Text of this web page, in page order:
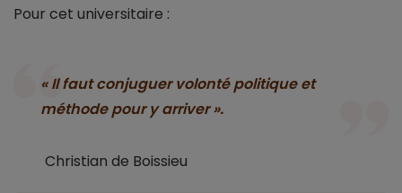
Pour cet universitaire :
« Il faut conjuguer volonté politique et
méthode pour y arriver ».
Christian de Boissieu